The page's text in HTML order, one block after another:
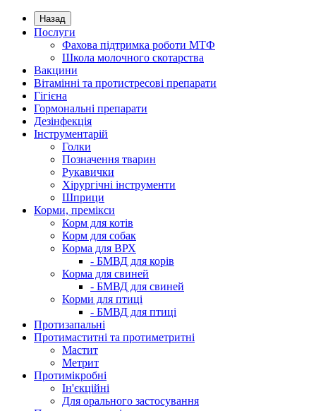
Назад
Послуги
Фахова підтримка роботи МТФ
Школа молочного скотарства
Вакцини
Вітамінні та протистресові препарати
Гігієна
Гормональні препарати
Дезінфекція
Інструментарій
Голки
Позначення тварин
Рукавички
Хірургічні інструменти
Шприци
Корми, премікси
Корм для котів
Корм для собак
Корма для ВРХ
- БМВД для корів
Корма для свиней
- БМВД для свиней
Корми для птиці
- БМВД для птиці
Протизапальні
Протимаститні та протиметритні
Мастит
Метрит
Протимікробні
Ін'єкційні
Для орального застосування